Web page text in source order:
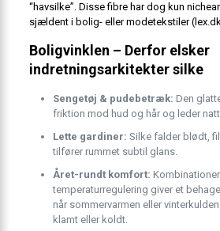
“havsilke”. Disse fibre har dog kun
sjældent i bolig- eller mode­tekstiler
Boligvinklen – Derfor elsker
indretningsarkitekter silke
Sengetøj & pudebetræk: Den
friktion mod hud og hår og leder
Lette gardiner: Silke falder blødt,
tilfører rummet subtil glans.
Året-rundt komfort:
temperaturregulering giver et
når sommervarmen eller
klamt eller koldt.